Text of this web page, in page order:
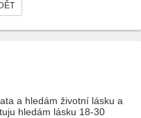
a hledám životní lásku a
hledám lásku 18-30